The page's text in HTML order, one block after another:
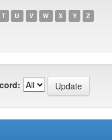
T U V W X Y Z